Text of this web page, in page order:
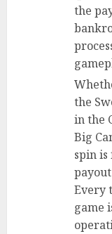
the
the
in the
Big
spin
Every
game